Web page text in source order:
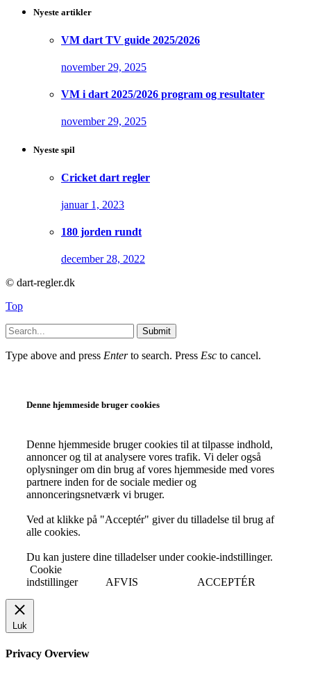
Nyeste artikler
VM dart TV guide 2025/2026
november 29, 2025
VM i dart 2025/2026 program og resultater
november 29, 2025
Nyeste spil
Cricket dart regler
januar 1, 2023
180 jorden rundt
december 28, 2022
© dart-regler.dk
Top
Submit
Type above and press Enterto search. Press Esc to cancel.
Denne hjemmeside bruger cookies
Denne hjemmeside bruger cookies til at tilpasse indhold,
annoncer og til at analysere vores trafik. Vi deler også
oplysninger om din brug af vores hjemmeside med vores
partnere inden for de sociale medier og
annonceringsnetværk vi bruger.
Ved at klikke på "Acceptér" giver du tilladelse til brug af
alle cookies.
Du kan justere dine tilladelser under cookie-indstillinger.
Cookie
indstillinger
AFVIS ACCEPTÉR
Luk
Privacy Overview